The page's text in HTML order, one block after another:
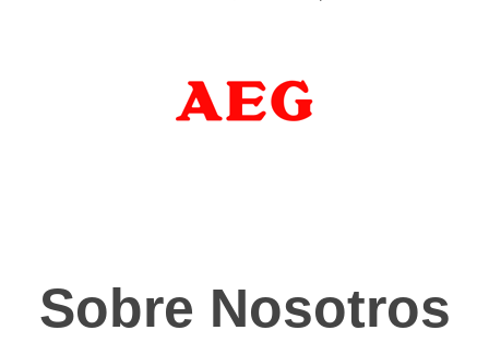
Sobre Nosotros